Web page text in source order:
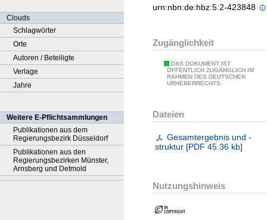
Clouds
Schlagwörter
Orte
Autoren / Beteiligte
Verlage
Jahre
Weitere E-Pflichtsammlungen
Publikationen aus dem
Regierungsbezirk Düsseldorf
Publikationen aus den
Regierungsbezirken Münster,
Arnsberg und Detmold
urn:nbn:de:hbz:5:2-423848
Zugänglichkeit
DAS DOKUMENT IST
ÖFFENTLICH ZUGÄNGLICH IM
RAHMEN DES DEUTSCHEN
URHEBERRECHTS.
Dateien
Gesamtergebnis und -
struktur [PDF 45.36 kb]
Nutzungshinweis